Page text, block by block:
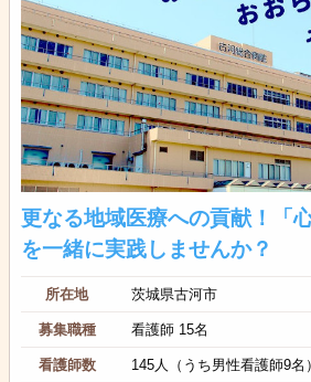
更なる地域医療への貢献！「
を一緒に実践しませんか？
所在地 茨城県古河市
募集職種 看護師 15名
看護師数 145人（うち男性看護師9名）